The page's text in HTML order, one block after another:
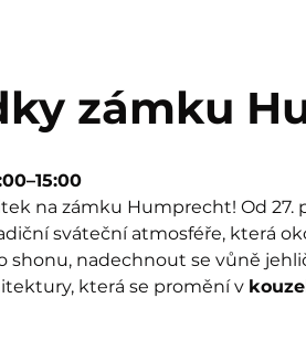
zámku
na zámku Humprecht! Od 27.
sváteční atmosféře, která
nadechnout se vůně
která se promění v